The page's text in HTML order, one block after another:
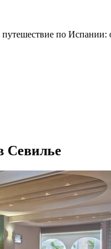
по Испании:
Севилье